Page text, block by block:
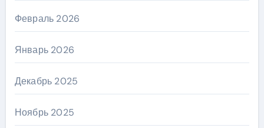
Февраль 2026
Январь 2026
Декабрь 2025
Ноябрь 2025